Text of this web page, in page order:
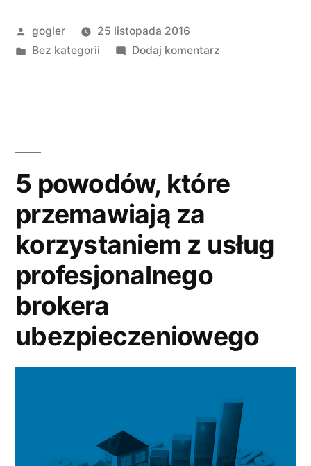
gogler
25 listopada 2016
Bez kategorii
Dodaj komentarz
5 powodów, które
przemawiają za
korzystaniem z usług
profesjonalnego
brokera
ubezpieczeniowego